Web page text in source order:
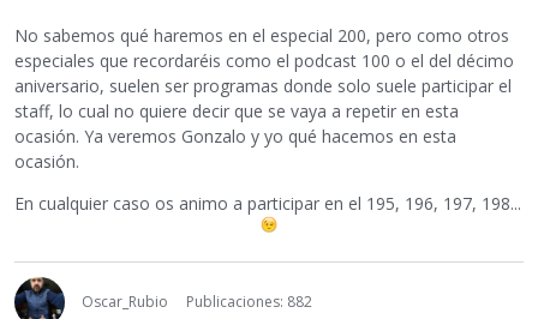
No sabemos qué haremos en el especial 200, pero como otros
especiales que recordaréis como el podcast 100 o el del décimo
aniversario, suelen ser programas donde solo suele participar el
staff, lo cual no quiere decir que se vaya a repetir en esta
ocasión. Ya veremos Gonzalo y yo qué hacemos en esta
ocasión.
En cualquier caso os animo a participar en el 195, 196, 197, 198...
Oscar_Rubio
Publicaciones: 882